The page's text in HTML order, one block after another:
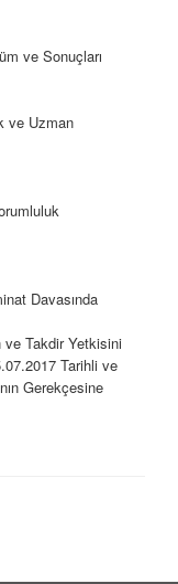
ve Sonuçları
ve Uzman
Davasında
ve Takdir Yetkisini
Tarihli ve
Gerekçesine